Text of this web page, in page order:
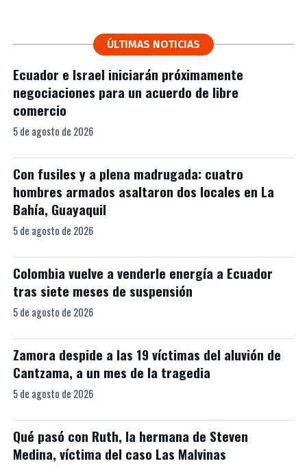
ÚLTIMAS NOTICIAS
Ecuador e Israel iniciarán próximamente
negociaciones para un acuerdo de libre
comercio
5 de agosto de 2026
Con fusiles y a plena madrugada: cuatro
hombres armados asaltaron dos locales en La
Bahía, Guayaquil
5 de agosto de 2026
Colombia vuelve a venderle energía a Ecuador
tras siete meses de suspensión
5 de agosto de 2026
Zamora despide a las 19 víctimas del aluvión de
Cantzama, a un mes de la tragedia
5 de agosto de 2026
Qué pasó con Ruth, la hermana de Steven
Medina, víctima del caso Las Malvinas